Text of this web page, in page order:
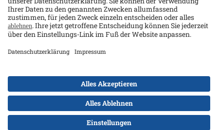
Ansprechpartner
Kontakt
Alle Preise exkl. gesetzl. Mehrwertsteuer zzgl.
Versandkostenund ggf. Nachnahmegebühren, wenn
nicht anders angegeben.